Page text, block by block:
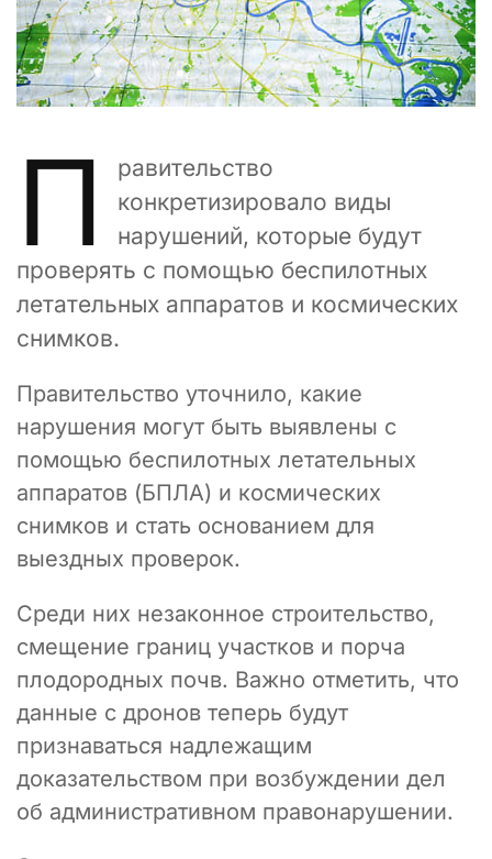
П
равительство
конкретизировало виды
нарушений, которые будут
проверять с помощью беспилотных
летательных аппаратов и космических
снимков.
Правительство уточнило, какие
нарушения могут быть выявлены с
помощью беспилотных летательных
аппаратов (БПЛА) и космических
снимков и стать основанием для
выездных проверок.
Среди них незаконное строительство,
смещение границ участков и порча
плодородных почв. Важно отметить, что
данные с дронов теперь будут
признаваться надлежащим
доказательством при возбуждении дел
об административном правонарушении.